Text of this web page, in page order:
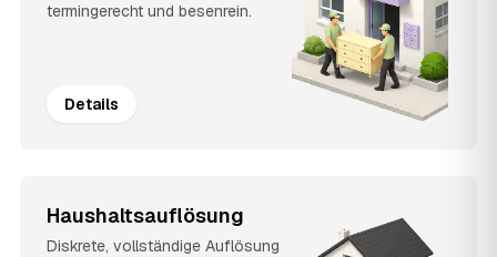
termingerecht und besenrein.
Details
Haushaltsauflösung
Diskrete, vollständige Auflösung